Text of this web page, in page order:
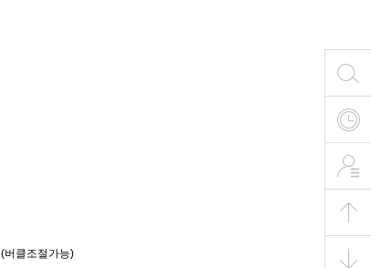
버클조절가능)